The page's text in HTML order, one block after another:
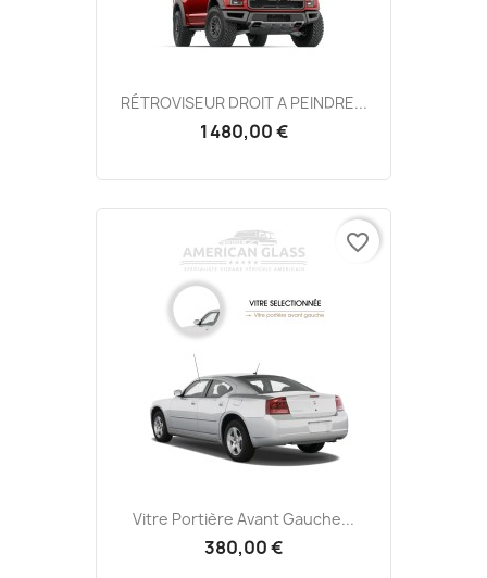
RÉTROVISEUR DROIT A PEINDRE...
1 480,00 €
Vitre Portière Avant Gauche...
380,00 €
favorite_border